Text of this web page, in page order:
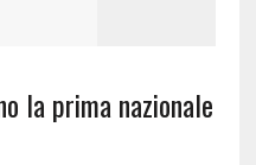
la prima nazionale